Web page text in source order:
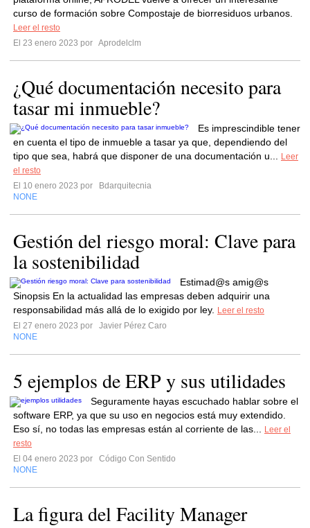
curso de formación sobre Compostaje de biorresiduos urbanos.
Leer el resto
El 23 enero 2023 por Aprodelclm
¿Qué documentación necesito para
tasar mi inmueble?
Es imprescindible tener
en cuenta el tipo de inmueble a tasar ya que, dependiendo del
tipo que sea, habrá que disponer de una documentación u...
Leer
el resto
El 10 enero 2023 por
Bdarquitecnia
NONE
Gestión del riesgo moral: Clave para
la sostenibilidad
Estimad@s amig@s
Sinopsis En la actualidad las empresas deben adquirir una
responsabilidad más allá de lo exigido por ley.
Leer el resto
El 27 enero 2023 por
Javier Pérez Caro
NONE
5 ejemplos de ERP y sus utilidades
Seguramente hayas escuchado hablar sobre el
software ERP, ya que su uso en negocios está muy extendido.
Eso sí, no todas las empresas están al corriente de las...
Leer el
resto
El 04 enero 2023 por
Código Con Sentido
NONE
La figura del Facility Manager